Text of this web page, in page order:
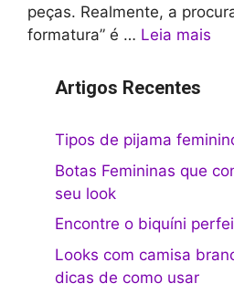
peças. Realmente, a
formatura” é … Leia mais
Artigos Recentes
Tipos de pijama
Botas Femininas que
seu look
Encontre o biquíni
Looks com camisa
dicas de como usar